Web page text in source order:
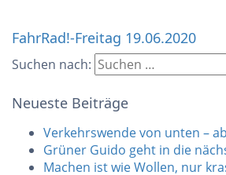
FahrRad!-Freitag 19.06.2020
Suchen nach:
Neueste Beiträge
Verkehrswende von unten –
Grüner Guido geht in die
Machen ist wie Wollen, nur